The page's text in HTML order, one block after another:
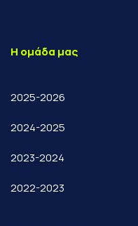
Η ομάδα μας
2025-2026
2024-2025
2023-2024
2022-2023